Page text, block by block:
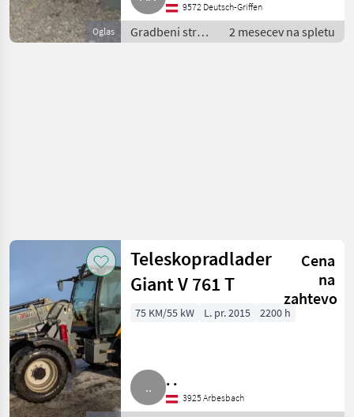
Oglas
0664/1866120
9572 Deutsch-Griffen
Gradbeni stroji
/ Teleskopski
2 mesecev na spletu
Teleskopradlader
Giant V 761 T
Cena
na
zahtevo
75 KM/55 kW L. pr. 2015 2200 h
. .
3925 Arbesbach